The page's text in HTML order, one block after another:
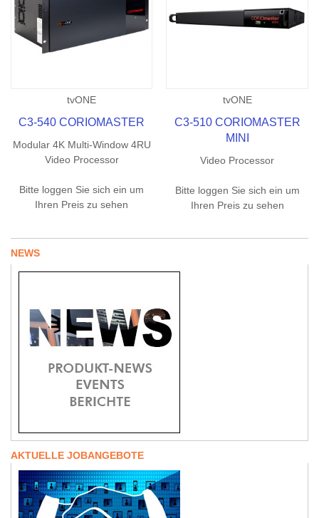
tvONE
C3-540 CORIOMASTER
Modular 4K Multi-Window 4RU
Video Processor
Bitte loggen Sie sich ein um
Ihren Preis zu sehen
tvONE
C3-510 CORIOMASTER
MINI
Video Processor
Bitte loggen Sie sich ein um
Ihren Preis zu sehen
NEWS
AKTUELLE JOBANGEBOTE